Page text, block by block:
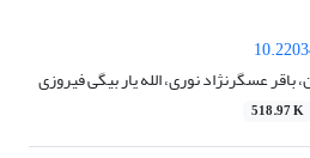
باقر عسگرنژاد نوری، الله یار بیگی فیروزی
518.97 K